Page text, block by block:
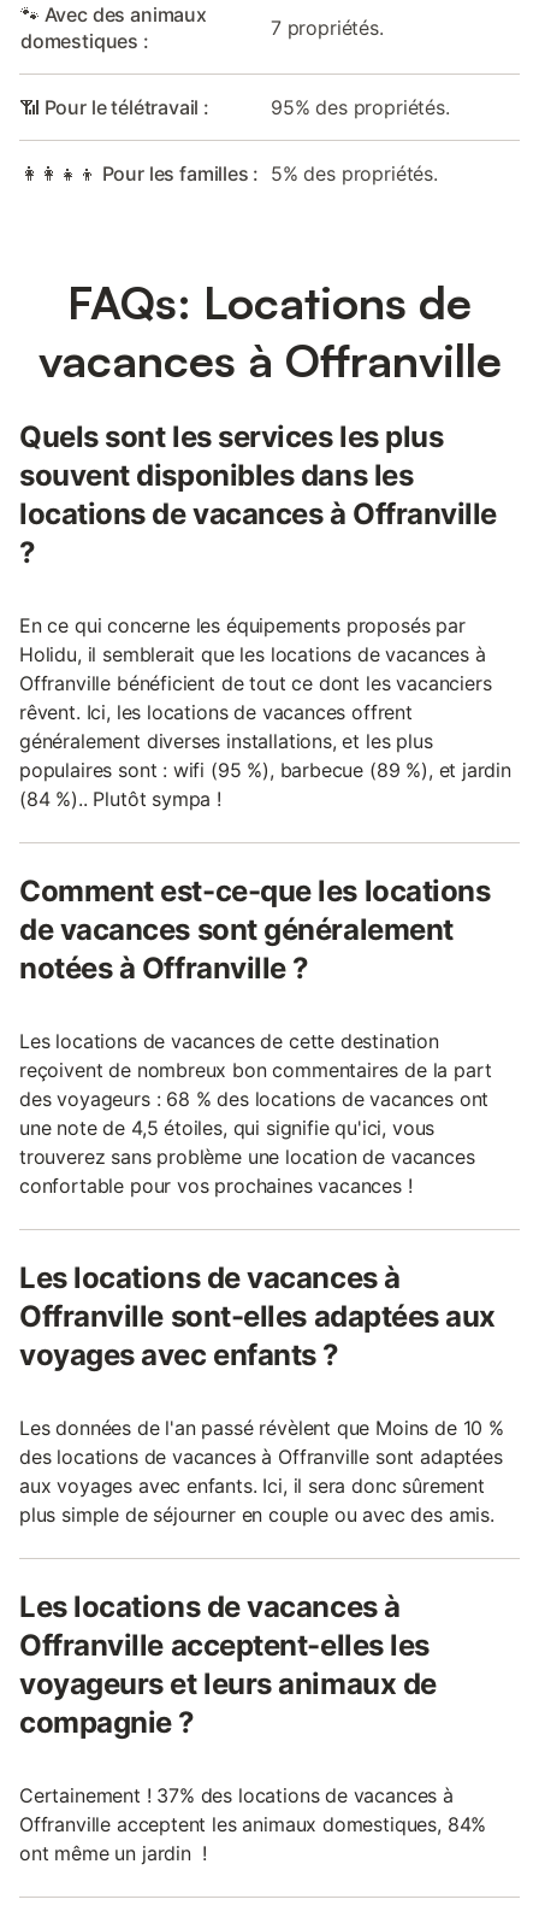
🐾 Avec des animaux
domestiques :
7 propriétés.
📶 Pour le télétravail : 95% des propriétés.
👩‍👩‍👧‍👦 Pour les familles : 5% des propriétés.
FAQs: Locations de
vacances à Offranville
Quels sont les services les plus
souvent disponibles dans les
locations de vacances à Offranville
?
En ce qui concerne les équipements proposés par
Holidu, il semblerait que les locations de vacances à
Offranville bénéficient de tout ce dont les vacanciers
rêvent. Ici, les locations de vacances offrent
généralement diverses installations, et les plus
populaires sont : wifi (95 %), barbecue (89 %), et jardin
(84 %).. Plutôt sympa !
Comment est-ce-que les locations
de vacances sont généralement
notées à Offranville ?
Les locations de vacances de cette destination
reçoivent de nombreux bon commentaires de la part
des voyageurs : 68 % des locations de vacances ont
une note de 4,5 étoiles, qui signifie qu'ici, vous
trouverez sans problème une location de vacances
confortable pour vos prochaines vacances !
Les locations de vacances à
Offranville sont-elles adaptées aux
voyages avec enfants ?
Les données de l'an passé révèlent que Moins de 10 %
des locations de vacances à Offranville sont adaptées
aux voyages avec enfants. Ici, il sera donc sûrement
plus simple de séjourner en couple ou avec des amis.
Les locations de vacances à
Offranville acceptent-elles les
voyageurs et leurs animaux de
compagnie ?
Certainement ! 37% des locations de vacances à
Offranville acceptent les animaux domestiques, 84%
ont même un jardin !